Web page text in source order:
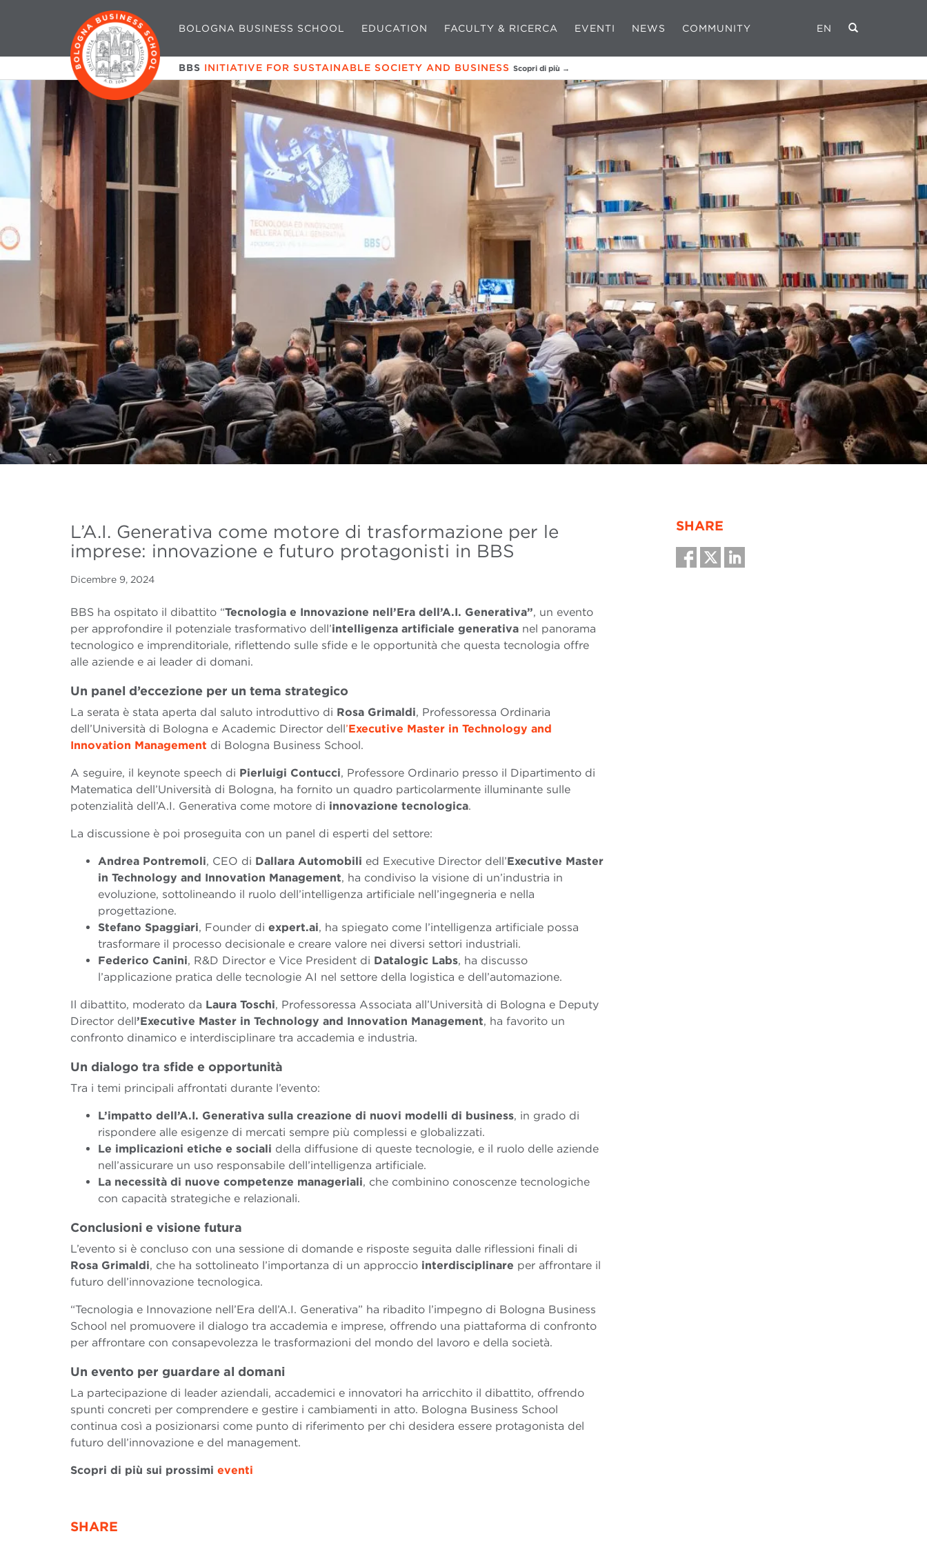
BOLOGNA BUSINESS SCHOOL EDUCATION FACULTY & RICERCA EVENTI NEWS COMMUNITY EN
BBS INITIATIVE FOR SUSTAINABLE SOCIETY AND BUSINESS Scopri di più →
L’A.I. Generativa come motore di trasformazione per le
imprese: innovazione e futuro protagonisti in BBS
Dicembre 9, 2024
BBS ha ospitato il dibattito “Tecnologia e Innovazione nell’Era dell’A.I. Generativa”, un evento
per approfondire il potenziale trasformativo dell’intelligenza artificiale generativa nel panorama
tecnologico e imprenditoriale, riflettendo sulle sfide e le opportunità che questa tecnologia offre
alle aziende e ai leader di domani.
Un panel d’eccezione per un tema strategico
La serata è stata aperta dal saluto introduttivo di Rosa Grimaldi, Professoressa Ordinaria
dell’Università di Bologna e Academic Director dell’Executive Master in Technology and
Innovation Management di Bologna Business School.
A seguire, il keynote speech di Pierluigi Contucci, Professore Ordinario presso il Dipartimento di
Matematica dell’Università di Bologna, ha fornito un quadro particolarmente illuminante sulle
potenzialità dell’A.I. Generativa come motore di innovazione tecnologica.
La discussione è poi proseguita con un panel di esperti del settore:
Andrea Pontremoli, CEO di Dallara Automobili ed Executive Director dell’Executive Master
in Technology and Innovation Management, ha condiviso la visione di un’industria in
evoluzione, sottolineando il ruolo dell’intelligenza artificiale nell’ingegneria e nella
progettazione.
Stefano Spaggiari, Founder di expert.ai, ha spiegato come l’intelligenza artificiale possa
trasformare il processo decisionale e creare valore nei diversi settori industriali.
Federico Canini, R&D Director e Vice President di Datalogic Labs, ha discusso
l’applicazione pratica delle tecnologie AI nel settore della logistica e dell’automazione.
Il dibattito, moderato da Laura Toschi, Professoressa Associata all’Università di Bologna e Deputy
Director dell’Executive Master in Technology and Innovation Management, ha favorito un
confronto dinamico e interdisciplinare tra accademia e industria.
Un dialogo tra sfide e opportunità
Tra i temi principali affrontati durante l’evento:
L’impatto dell’A.I. Generativa sulla creazione di nuovi modelli di business, in grado di
rispondere alle esigenze di mercati sempre più complessi e globalizzati.
Le implicazioni etiche e sociali della diffusione di queste tecnologie, e il ruolo delle aziende
nell’assicurare un uso responsabile dell’intelligenza artificiale.
La necessità di nuove competenze manageriali, che combinino conoscenze tecnologiche
con capacità strategiche e relazionali.
Conclusioni e visione futura
L’evento si è concluso con una sessione di domande e risposte seguita dalle riflessioni finali di
Rosa Grimaldi, che ha sottolineato l’importanza di un approccio interdisciplinare per affrontare il
futuro dell’innovazione tecnologica.
“Tecnologia e Innovazione nell’Era dell’A.I. Generativa” ha ribadito l’impegno di Bologna Business
School nel promuovere il dialogo tra accademia e imprese, offrendo una piattaforma di confronto
per affrontare con consapevolezza le trasformazioni del mondo del lavoro e della società.
Un evento per guardare al domani
La partecipazione di leader aziendali, accademici e innovatori ha arricchito il dibattito, offrendo
spunti concreti per comprendere e gestire i cambiamenti in atto. Bologna Business School
continua così a posizionarsi come punto di riferimento per chi desidera essere protagonista del
futuro dell’innovazione e del management.
Scopri di più sui prossimi eventi
SHARE
SHARE